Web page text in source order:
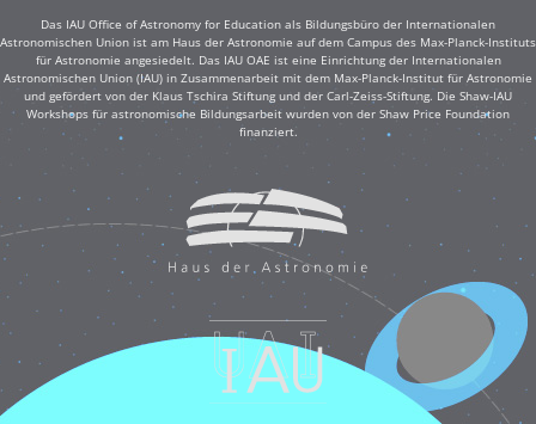
Das IAU Office of Astronomy for Education als Bildungsbüro der Internationalen
Astronomischen Union ist am Haus der Astronomie auf dem Campus des Max-Planck-Instituts
für Astronomie angesiedelt. Das IAU OAE ist eine Einrichtung der Internationalen
Astronomischen Union (IAU) in Zusammenarbeit mit dem Max-Planck-Institut für Astronomie
und gefördert von der Klaus Tschira Stiftung und der Carl-Zeiss-Stiftung. Die Shaw-IAU
Workshops für astronomische Bildungsarbeit wurden von der Shaw Price Foundation
finanziert.